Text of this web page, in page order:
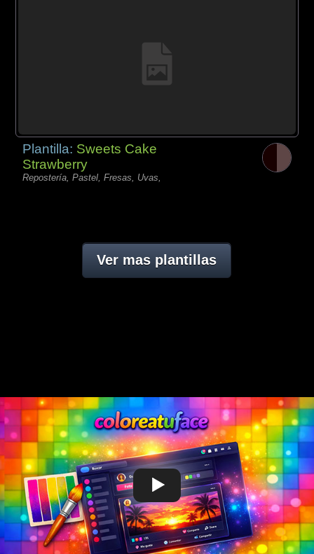
Plantilla: Sweets Cake
Strawberry
Repostería, Pastel, Fresas, Uvas,
Ver mas plantillas